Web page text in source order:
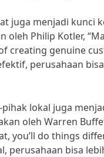
juga menjadi kunci
oleh Philip Kotler,
creating genuine
perusahaan
lokal juga
oleh Warren
you’ll do things
perusahaan bisa